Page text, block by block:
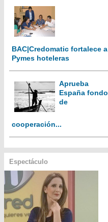
BAC|Credomatic fortalece a
Pymes hoteleras
Aprueba
España fondo
de
cooperación...
Espectáculo